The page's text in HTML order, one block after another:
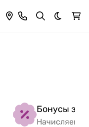
Темная
Бонусы за
Начисляем